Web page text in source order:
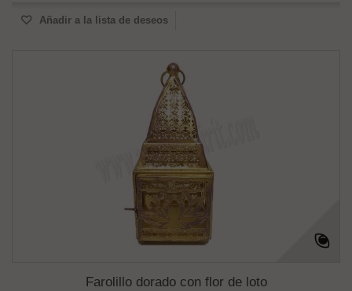
Añadir a la lista de deseos
Farolillo dorado con flor de loto